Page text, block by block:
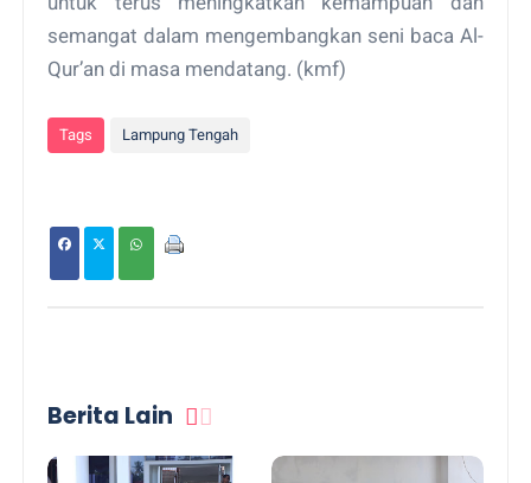
semangat dalam mengembangkan seni baca Al-
Qur’an di masa mendatang. (kmf)
Tags Lampung Tengah
Berita Lain